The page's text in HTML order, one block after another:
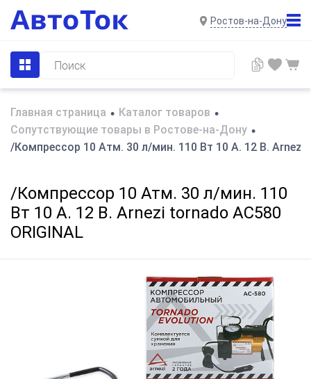
Ростов-на-Дону
Главная страница • Каталог товаров •
Сопутствующие товары в Ростове-на-Дону •
/Компрессор 10 Атм. 30 л/мин. 110 Вт 10 А. 12 В. Arnezi
/Компрессор 10 Атм. 30 л/мин. 110
Вт 10 А. 12 В. Arnezi tornado AC580
ORIGINAL